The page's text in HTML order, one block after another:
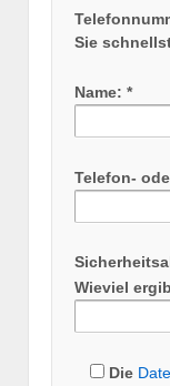
Sie
Name: *
Telefon-
Wieviel
Die